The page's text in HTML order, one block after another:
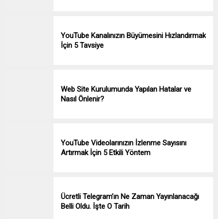
YouTube Kanalınızın Büyümesini Hızlandırmak
İçin 5 Tavsiye
Web Site Kurulumunda Yapılan Hatalar ve
Nasıl Önlenir?
YouTube Videolarınızın İzlenme Sayısını
Artırmak İçin 5 Etkili Yöntem
Ücretli Telegram’ın Ne Zaman Yayınlanacağı
Belli Oldu. İşte O Tarih